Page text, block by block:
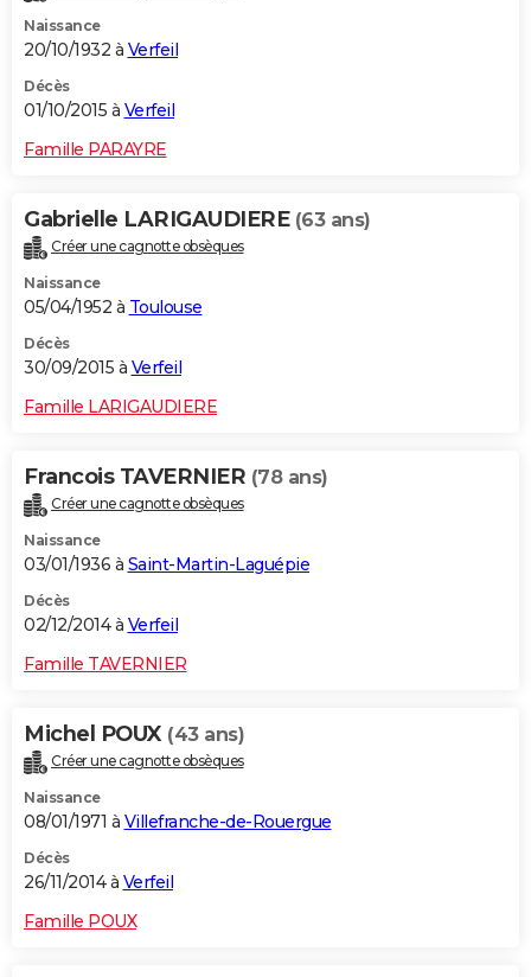
Naissance
20/10/1932 à Verfeil
Décès
01/10/2015 à Verfeil
Famille PARAYRE
Gabrielle LARIGAUDIERE (63 ans)
Créer une cagnotte obsèques
Naissance
05/04/1952 à Toulouse
Décès
30/09/2015 à Verfeil
Famille LARIGAUDIERE
Francois TAVERNIER (78 ans)
Créer une cagnotte obsèques
Naissance
03/01/1936 à Saint-Martin-Laguépie
Décès
02/12/2014 à Verfeil
Famille TAVERNIER
Michel POUX (43 ans)
Créer une cagnotte obsèques
Naissance
08/01/1971 à Villefranche-de-Rouergue
Décès
26/11/2014 à Verfeil
Famille POUX